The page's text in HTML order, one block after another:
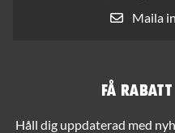
Maila
Få
Håll dig uppdaterad med